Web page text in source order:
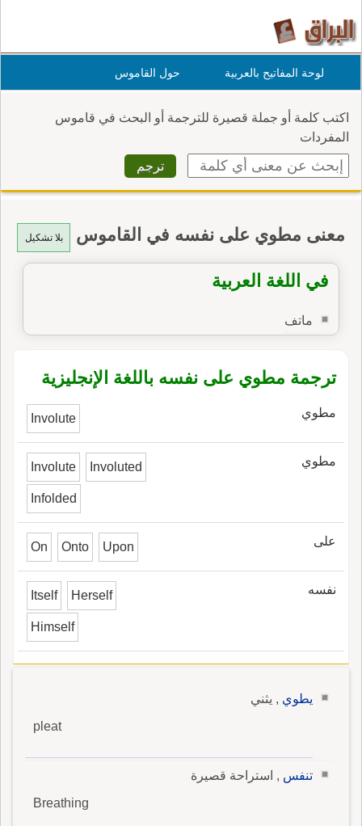
لوحة المفاتيح بالعربية حول القاموس
اكتب كلمة أو جملة قصيرة للترجمة أو البحث في قاموس
المفردات
بلا تشكيل معنى مطوي على نفسه في القاموس
في اللغة العربية
ماتف
ترجمة مطوي على نفسه باللغة الإنجليزية
مطوي Involute
مطوي Involute Involuted
Infolded
على On Onto Upon
نفسه Itself Herself
Himself
يطوي , يثني
pleat
تنفس , استراحة قصيرة
Breathing